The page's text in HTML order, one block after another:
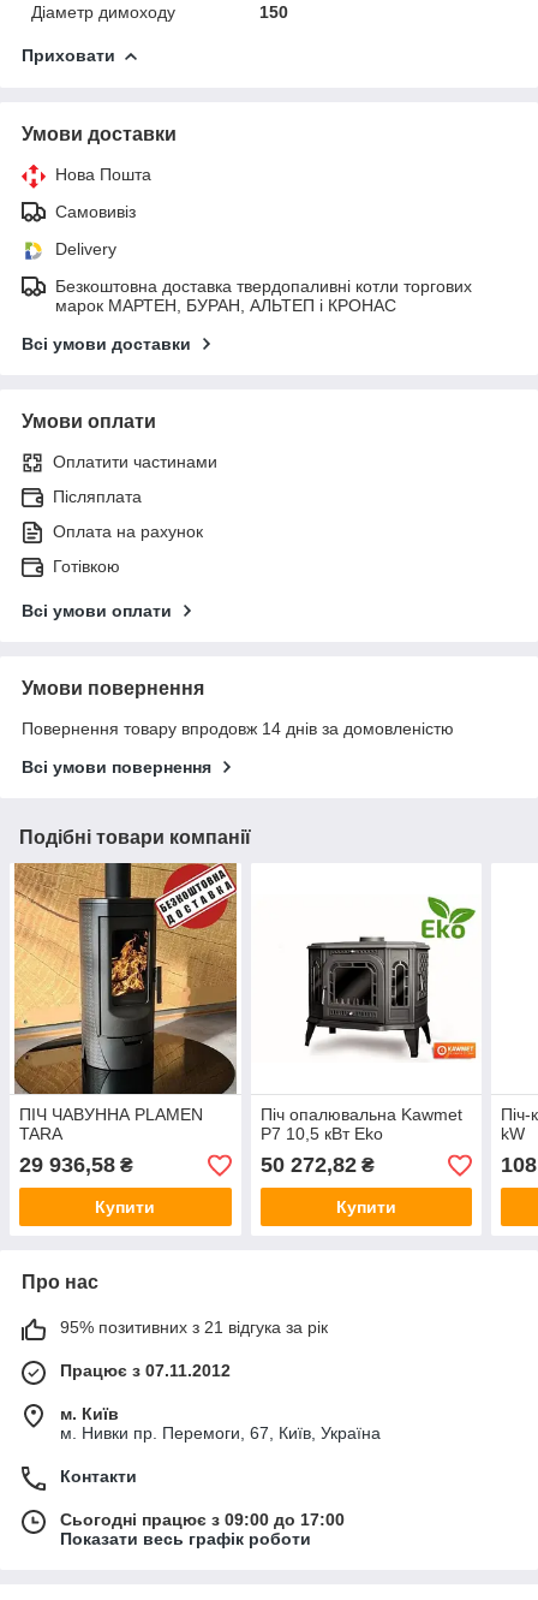
Діаметр димоходу
150
Приховати
Умови доставки
Нова Пошта
Самовивіз
Delivery
Безкоштовна доставка твердопаливні котли торгових
марок МАРТЕН, БУРАН, АЛЬТЕП і КРОНАС
Всі умови доставки
Умови оплати
Оплатити частинами
Післяплата
Оплата на рахунок
Готівкою
Всі умови оплати
Умови повернення
Повернення товару впродовж 14 днів за домовленістю
Всі умови повернення
Подібні товари компанії
ПІЧ ЧАВУННА PLAMEN
TARA
29 936,58 ₴
Купити
Піч опалювальна Kawmet
P7 10,5 кВт Eko
50 272,82₴
Купити
Піч-
kW
Про нас
95% позитивних з 21 відгука за рік
Працює з 07.11.2012
м. Київ
м. Нивки пр. Перемоги, 67, Київ, Україна
Контакти
Сьогодні працює з 09:00 до 17:00
Показати весь графік роботи